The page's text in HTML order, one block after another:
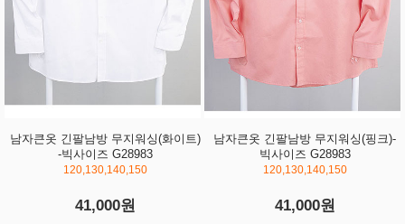
남자큰옷 긴팔남방 무지워싱(화이트)
-빅사이즈 G28983
120,130,140,150
41,000원
남자큰옷 긴팔남방 무지워싱(핑크)-
빅사이즈 G28983
120,130,140,150
41,000원